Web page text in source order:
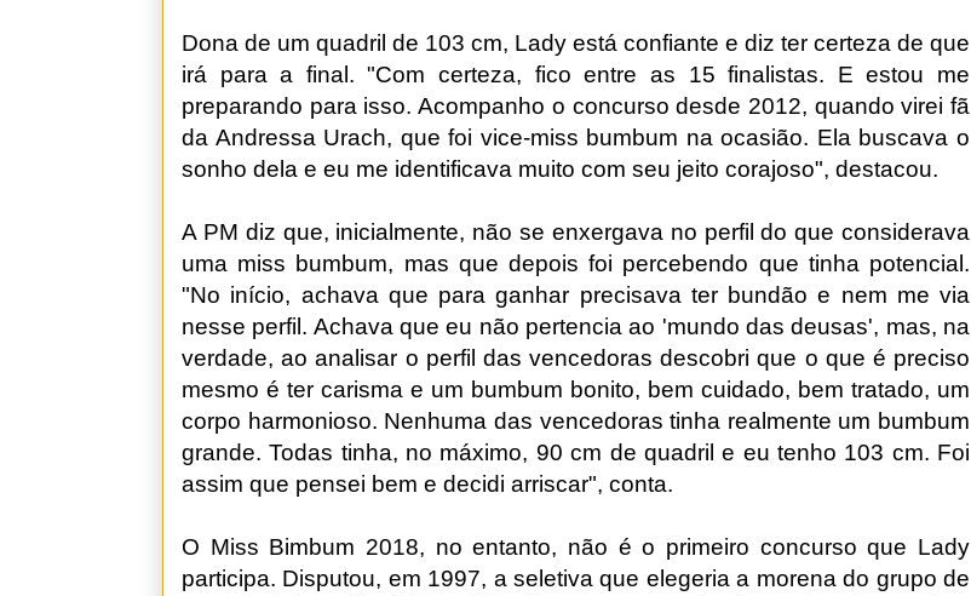
Dona de um quadril de 103 cm, Lady está confiante e diz ter certeza de que
irá para a final. "Com certeza, fico entre as 15 finalistas. E estou me
preparando para isso. Acompanho o concurso desde 2012, quando virei fã
da Andressa Urach, que foi vice-miss bumbum na ocasião. Ela buscava o
sonho dela e eu me identificava muito com seu jeito corajoso", destacou.
A PM diz que, inicialmente, não se enxergava no perfil do que considerava
uma miss bumbum, mas que depois foi percebendo que tinha potencial.
"No início, achava que para ganhar precisava ter bundão e nem me via
nesse perfil. Achava que eu não pertencia ao 'mundo das deusas', mas, na
verdade, ao analisar o perfil das vencedoras descobri que o que é preciso
mesmo é ter carisma e um bumbum bonito, bem cuidado, bem tratado, um
corpo harmonioso. Nenhuma das vencedoras tinha realmente um bumbum
grande. Todas tinha, no máximo, 90 cm de quadril e eu tenho 103 cm. Foi
assim que pensei bem e decidi arriscar", conta.
O Miss Bimbum 2018, no entanto, não é o primeiro concurso que Lady
participa. Disputou, em 1997, a seletiva que elegeria a morena do grupo de